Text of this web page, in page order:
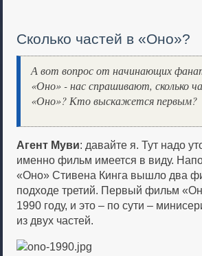
Сколько частей в «Оно»?
А вот вопрос от начинающих
«Оно» - нас спрашивают, сколько
«Оно»? Кто выскажется первым?
Агент Муви: давайте я. Тут надо
именно фильм имеется в виду.
«Оно» Стивена Кинга вышло два
подходе третий. Первый фильм
1990 году, и это – по сути –
из двух частей.